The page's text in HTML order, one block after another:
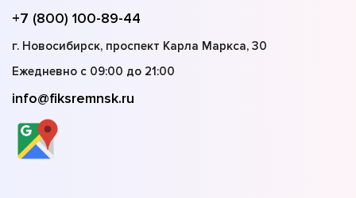
+7 (800) 100-89-44
г. Новосибирск, проспект Карла Маркса, 30
Ежедневно с 09:00 до 21:00
info@fiksremnsk.ru